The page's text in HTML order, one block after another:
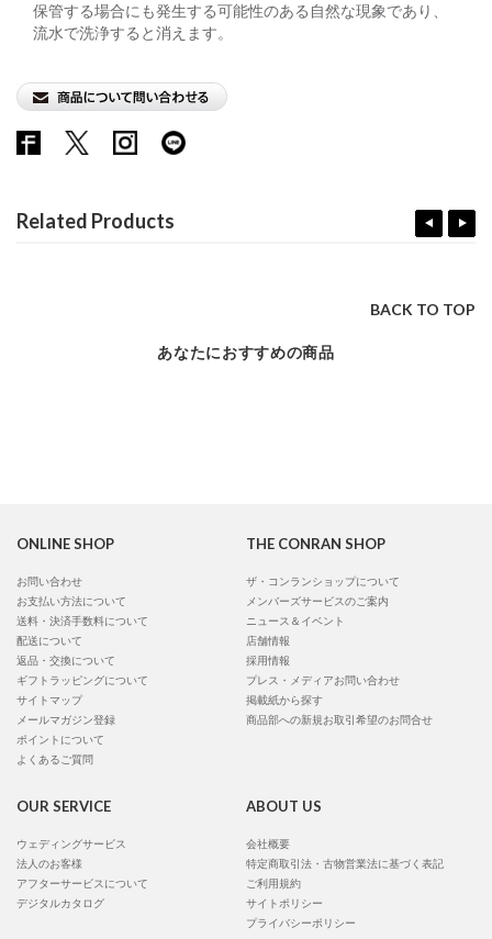
保管する場合にも発⽣する可能性のある⾃然な現象であり、
流⽔で洗浄すると消えます。
Related Products
BACK TO TOP
あなたにおすすめの商品
ONLINE SHOP
お問い合わせ
お支払い方法について
送料・決済手数料について
配送について
返品・交換について
ギフトラッピングについて
サイトマップ
メールマガジン登録
ポイントについて
よくあるご質問
THE CONRAN SHOP
ザ・コンランショップについて
メンバーズサービスのご案内
ニュース＆イベント
店舗情報
採用情報
プレス・メディアお問い合わせ
掲載紙から探す
商品部への新規お取引希望のお問合せ
OUR SERVICE
ウェディングサービス
法人のお客様
アフターサービスについて
デジタルカタログ
ABOUT US
会社概要
特定商取引法・古物営業法に基づく表記
ご利用規約
サイトポリシー
プライバシーポリシー